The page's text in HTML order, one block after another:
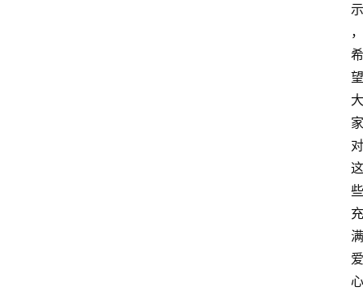
示
，
希
望
大
家
对
这
些
充
满
爱
心